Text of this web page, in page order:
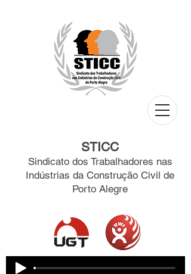
STICC
Sindicato dos Trabalhadores nas
Indústrias da Construção Civil de
Porto Alegre